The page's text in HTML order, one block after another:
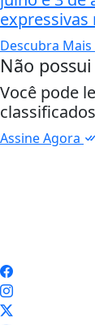
expressivas
Descubra Mais
Não
Você pode
Assine Agora